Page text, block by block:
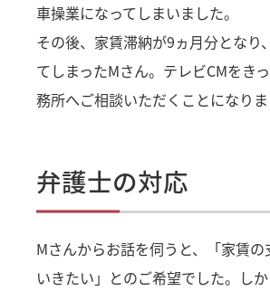
車操業になってしまいました。
その後、家賃滞納が9ヵ月分となり
てしまったMさん。テレビCMをき
務所へご相談いただくことになりま
弁護士の対応
Mさんからお話を伺うと、「家賃
いきたい」とのご希望でした。し